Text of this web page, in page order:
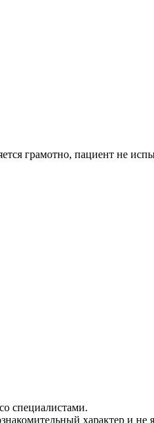
грамотно, пациент не
специалистами.
характер и не